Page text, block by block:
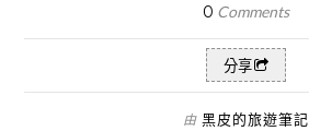
0 Comments
分享
由 黑皮的旅遊筆記